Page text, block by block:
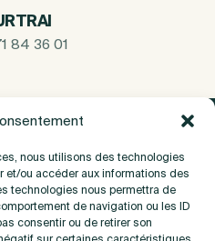
nous utilisons des technologies
et/ou accéder aux informations des
technologies nous permettra de
de navigation ou les ID
consentir ou de retirer son
84 36 01